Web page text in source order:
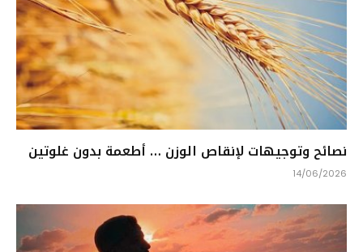
نصائح وتوجيهات لإنقاص الوزن … أطعمة بدون غلوتين
14/06/2026